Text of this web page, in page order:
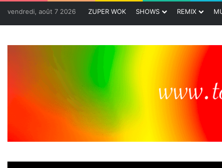
vendredi, août 7 2026 ZUPER WOK SHOWS REMIX